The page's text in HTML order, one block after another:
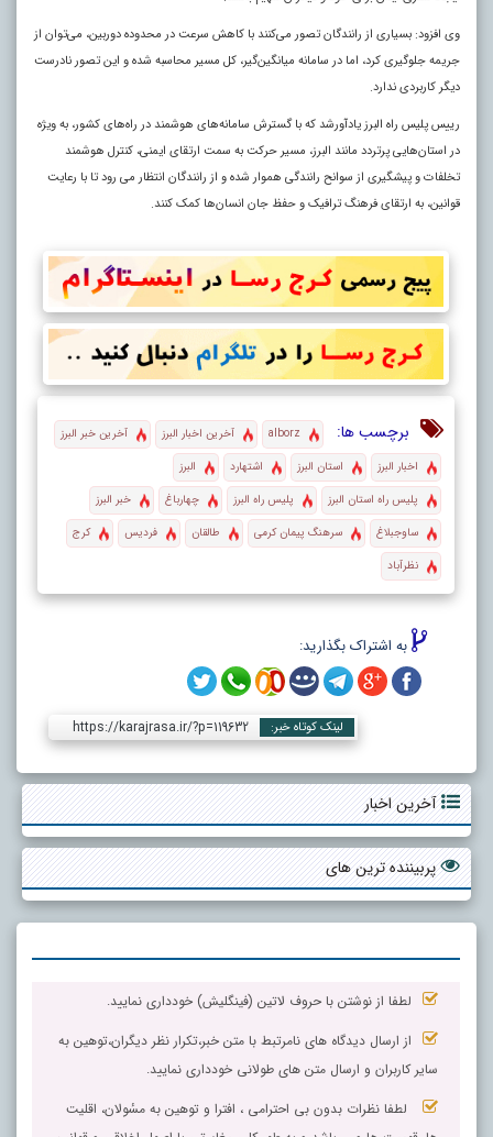
وی افزود: بسیاری از رانندگان تصور می‌کنند با کاهش سرعت در محدوده دوربین، می‌توان از
جریمه جلوگیری کرد، اما در سامانه میانگین‌گیر، کل مسیر محاسبه شده و این تصور نادرست
دیگر کاربردی ندارد.
رییس پلیس راه البرز یادآورشد که با گسترش سامانه‌های هوشمند در راه‌های کشور، به ویژه
در استان‌هایی پرتردد مانند البرز، مسیر حرکت به سمت ارتقای ایمنی، کنترل هوشمند
تخلفات و پیشگیری از سوانح رانندگی هموار شده و از رانندگان انتظار می رود تا با رعایت
قوانین، به ارتقای فرهنگ ترافیک و حفظ جان انسان‌ها کمک کنند.
برچسب ها: alborz آخرین اخبار البرز
آخرین خبر البرز
اخبار البرز
استان البرز اشتهارد
البرز
پلیس راه استان البرز
پلیس راه البرز چهارباغ
خبر البرز
ساوجبلاغ
سرهنگ پیمان کرمی طالقان فردیس
کرج
نظرآباد
به اشتراک بگذارید:
لینک کوتاه خبر: https://karajrasa.ir/?p=119632
آخرین اخبار
پربیننده ترین های
لطفا از نوشتن با حروف لاتین (فینگلیش) خودداری نمایید.
از ارسال دیدگاه های نامرتبط با متن خبر،تکرار نظر دیگران،توهین به
سایر کاربران و ارسال متن های طولانی خودداری نمایید.
لطفا نظرات بدون بی احترامی ، افترا و توهین به مسٔولان، اقلیت